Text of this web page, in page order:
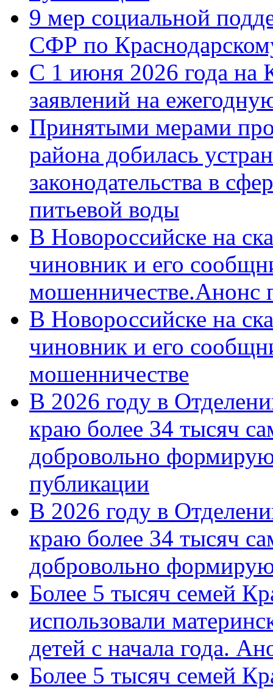
9 мер социальной
СФР по
С 1 июня 2026 года на
заявлений на
Принятыми мерами
района добилась
законодательства в
питьевой воды
В Новороссийске на
чиновник и его
мошенничестве.Анонс
В Новороссийске на
чиновник и его
мошенничестве
В 2026 году в
краю более 34 тысяч
добровольно
публикации
В 2026 году в
краю более 34 тысяч
добровольно
Более 5 тысяч семей
использовали
детей с начала года.
Более 5 тысяч семей